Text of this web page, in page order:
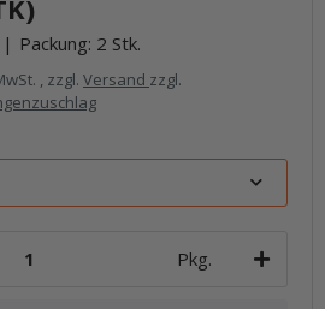
Packung: 2 Stk.
, zzgl. Versand zzgl.
Pkg.